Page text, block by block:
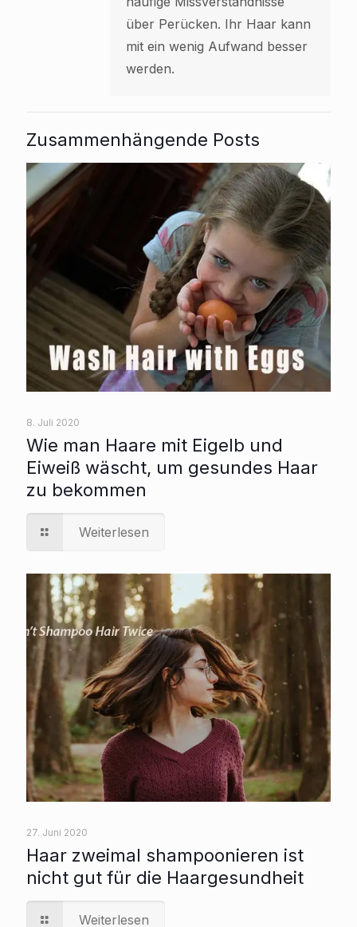
über Perücken. Ihr Haar kann
mit ein wenig Aufwand besser
werden.
Zusammenhängende Posts
8. Juli 2020
Wie man Haare mit Eigelb und
Eiweiß wäscht, um gesundes Haar
zu bekommen
Weiterlesen
27. Juni 2020
Haar zweimal shampoonieren ist
nicht gut für die Haargesundheit
Weiterlesen